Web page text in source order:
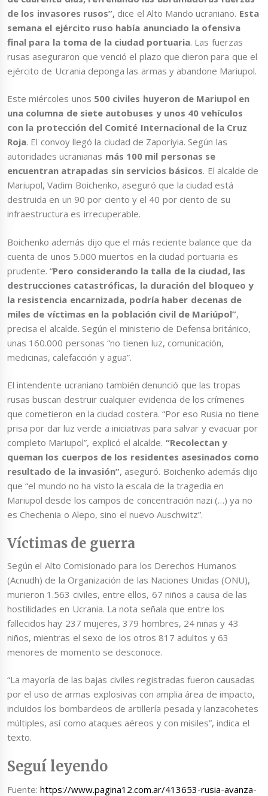
de los invasores rusos”,dice el Alto Mando ucraniano. Esta
semana el ejército ruso había anunciado la ofensiva
final para la toma de la ciudad portuaria. Las fuerzas
rusas aseguraron que venció el plazo que dieron para que el
ejército de Ucrania deponga las armas y abandone Mariupol.
Este miércoles unos 500 civiles huyeron de Mariupol en
una columna de siete autobuses y unos 40 vehículos
con la protección del Comité Internacional de la Cruz
Roja. El convoy llegó la ciudad de Zaporiyia. Según las
autoridades ucranianas más 100 mil personas se
encuentran atrapadas sin servicios básicos. El alcalde de
Mariupol, Vadim Boichenko, aseguró que la ciudad está
destruida en un 90 por ciento y el 40 por ciento de su
infraestructura es irrecuperable.
Boichenko además dijo que el más reciente balance que da
cuenta de unos 5.000 muertos en la ciudad portuaria es
prudente. “Pero considerando la talla de la ciudad, las
destrucciones catastróficas, la duración del bloqueo y
la resistencia encarnizada, podría haber decenas de
miles de víctimas en la población civil de Mariúpol”,
precisa el alcalde. Según el ministerio de Defensa británico,
unas 160.000 personas “no tienen luz, comunicación,
medicinas, calefacción y agua”.
El intendente ucraniano también denunció que las tropas
rusas buscan destruir cualquier evidencia de los crímenes
que cometieron en la ciudad costera. “Por eso Rusia no tiene
prisa por dar luz verde a iniciativas para salvar y evacuar por
completo Mariupol”, explicó el alcalde. “Recolectan y
queman los cuerpos de los residentes asesinados como
resultado de la invasión”, aseguró. Boichenko además dijo
que “el mundo no ha visto la escala de la tragedia en
Mariupol desde los campos de concentración nazi (…) ya no
es Chechenia o Alepo, sino el nuevo Auschwitz”.
Víctimas de guerra
Según el Alto Comisionado para los Derechos Humanos
(Acnudh) de la Organización de las Naciones Unidas (ONU),
murieron 1.563 civiles, entre ellos, 67 niños a causa de las
hostilidades en Ucrania. La nota señala que entre los
fallecidos hay 237 mujeres, 379 hombres, 24 niñas y 43
niños, mientras el sexo de los otros 817 adultos y 63
menores de momento se desconoce.
“La mayoría de las bajas civiles registradas fueron causadas
por el uso de armas explosivas con amplia área de impacto,
incluidos los bombardeos de artillería pesada y lanzacohetes
múltiples, así como ataques aéreos y con misiles”, indica el
texto.
Seguí leyendo
Fuente:https://www.pagina12.com.ar/413653-rusia-avanza-